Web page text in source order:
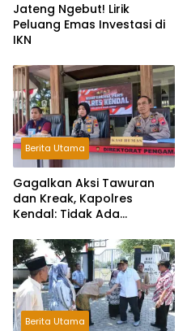
Jateng Ngebut! Lirik
Peluang Emas Investasi di
IKN
Berita Utama
Gagalkan Aksi Tawuran
dan Kreak, Kapolres
Kendal: Tidak Ada
Pelaku Kejahatan Jalanan
Berita Utama